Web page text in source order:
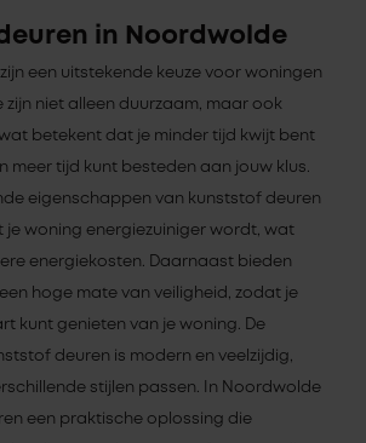
in Noordwolde
een uitstekende keuze voor woningen
zijn niet alleen duurzaam, maar ook
betekent dat je minder tijd kwijt bent
meer tijd kunt besteden aan jouw klus.
eigenschappen van kunststof deuren
je woning energiezuiniger wordt, wat
energiekosten. Daarnaast bieden
hoge mate van veiligheid, zodat je
kunt genieten van je woning. De
deuren is modern en veelzijdig,
stijlen passen. In Noordwolde
een praktische oplossing die